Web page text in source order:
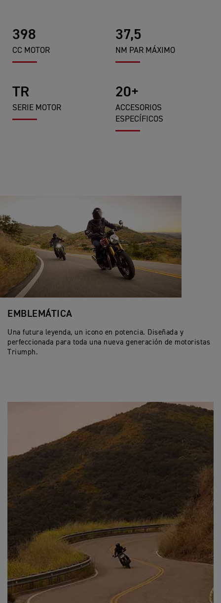
398
CC MOTOR
37,5
NM PAR MÁXIMO
TR
SERIE MOTOR
20+
ACCESORIOS
ESPECÍFICOS
EMBLEMÁTICA
Una futura leyenda, un icono en potencia. Diseñada y
perfeccionada para toda una nueva generación de motoristas
Triumph.